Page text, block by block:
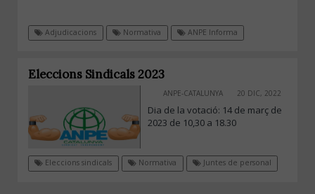
Adjudicacions Normativa ANPE Informa
Eleccions Sindicals 2023
ANPE-CATALUNYA 20 DIC, 2022
Dia de la votació: 14 de març de
2023 de 10,30 a 18.30
Eleccions sindicals Normativa Juntes de personal